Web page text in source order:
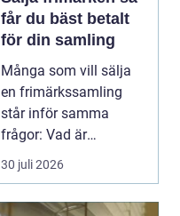
får du bäst betalt
för din samling
Många som vill sälja
en frimärkssamling
står inför samma
frågor: Vad är
samlingen värd? Var
vänder m...
30 juli 2026